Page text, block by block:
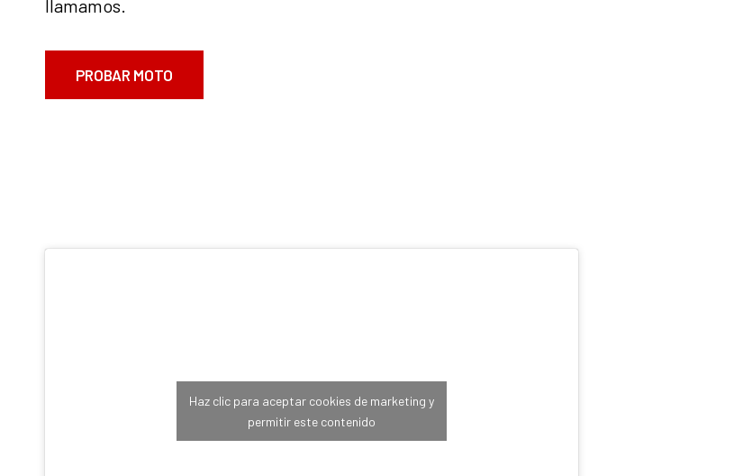
llamamos.
PROBAR MOTO
Haz clic para aceptar cookies de marketing y
permitir este contenido